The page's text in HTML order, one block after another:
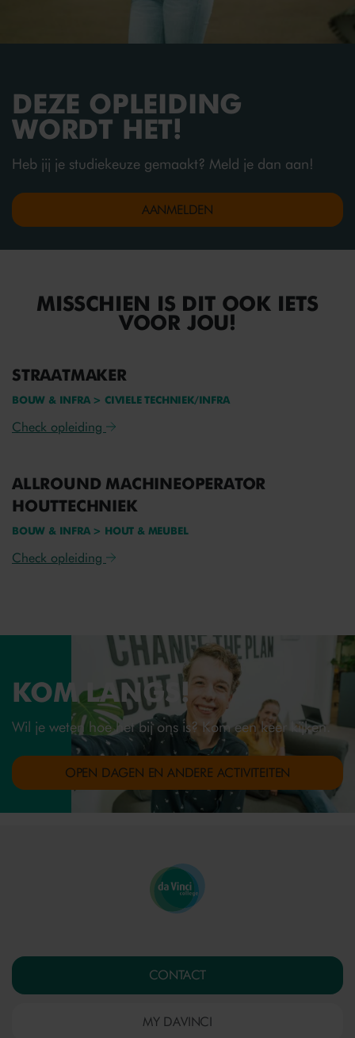
DEZE OPLEIDING
WORDT HET!
Heb jij je studiekeuze gemaakt? Meld je dan aan!
AANMELDEN
MISSCHIEN IS DIT OOK IETS
VOOR JOU!
STRAATMAKER
BOUW & INFRA > CIVIELE TECHNIEK/INFRA
Check opleiding
ALLROUND MACHINEOPERATOR
HOUTTECHNIEK
BOUW & INFRA > HOUT & MEUBEL
Check opleiding
KOM LANGS!
Wil je weten hoe het bij ons is? Kom een keer kijken.
OPEN DAGEN EN ANDERE ACTIVITEITEN
CONTACT
MY DAVINCI